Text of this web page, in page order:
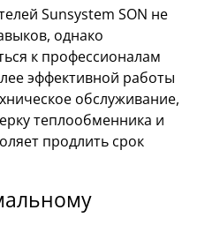
Sunsystem SON не
однако
к профессионалам
эффективной работы
обслуживание,
теплообменника и
продлить срок